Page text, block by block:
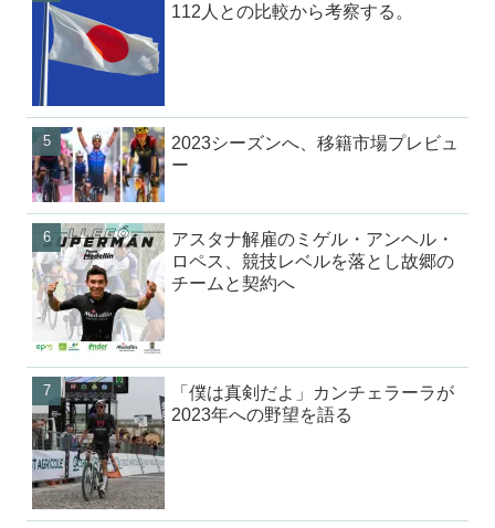
112人との比較から考察する。
2023シーズンへ、移籍市場プレビュ
ー
アスタナ解雇のミゲル・アンヘル・
ロペス、競技レベルを落とし故郷の
チームと契約へ
「僕は真剣だよ」カンチェラーラが
2023年への野望を語る